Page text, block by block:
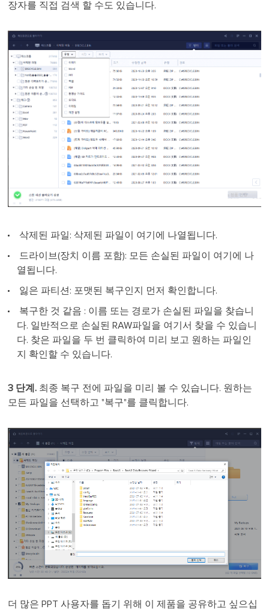
장자를 직접 검색 할 수도 있습니다.
삭제된 파일: 삭제된 파일이 여기에 나열됩니다.
드라이브(장치 이름 포함): 모든 손실된 파일이 여기에 나
열됩니다.
잃은 파티션: 포맷된 복구인지 먼저 확인합니다.
복구한 것 같음 : 이름 또는 경로가 손실된 파일을 찾습니
다. 일반적으로 손실된 RAW파일을 여기서 찾을 수 있습니
다. 찾은 파일을 두 번 클릭하여 미리 보고 원하는 파일인
지 확인할 수 있습니다.
3 단계. 최종 복구 전에 파일을 미리 볼 수 있습니다. 원하는
모든 파일을 선택하고 "복구"를 클릭합니다.
더 많은 PPT 사용자를 돕기 위해 이 제품을 공유하고 싶으십